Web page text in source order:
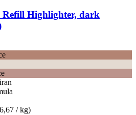
Highlighter, dark
/ kg)